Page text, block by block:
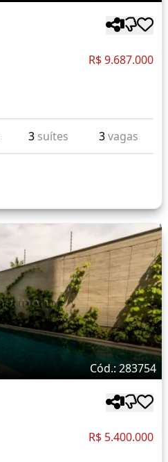
R$ 9.687.000
3 suítes 3vagas
Cód.: 283754
R$ 5.400.000